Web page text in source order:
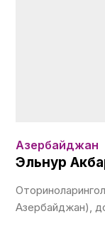
Азербайджан
Эльнур
Азербайджан),